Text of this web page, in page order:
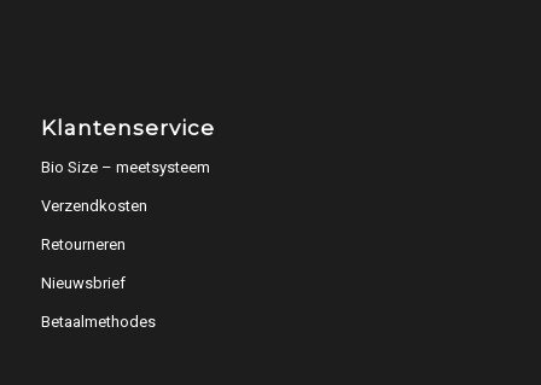
Klantenservice
Bio Size – meetsysteem
Verzendkosten
Retourneren
Nieuwsbrief
Betaalmethodes